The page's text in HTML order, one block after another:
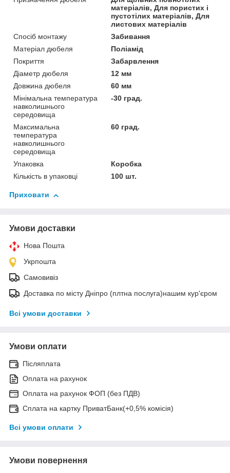
матеріалів, Для пористих і
пустотілих матеріалів, Для
листових матеріалів
Спосіб монтажу
Забивання
Матеріал дюбеля
Поліамід
Покриття
Забарвлення
Діаметр дюбеля
12 мм
Довжина дюбеля
60 мм
Мінімальна температура
навколишнього
середовища
-30 град.
Максимальна
температура
навколишнього
середовища
60 град.
Упаковка
Коробка
Кількість в упаковці
100 шт.
Приховати
Умови доставки
Нова Пошта
Укрпошта
Самовивіз
Доставка по місту Дніпро (плтна послуга)нашим кур'єром
Всі умови доставки
Умови оплати
Післяплата
Оплата на рахунок
Оплата на рахунок ФОП (без ПДВ)
Сплата на картку ПриватБанк(+0,5% комісія)
Всі умови оплати
Умови повернення